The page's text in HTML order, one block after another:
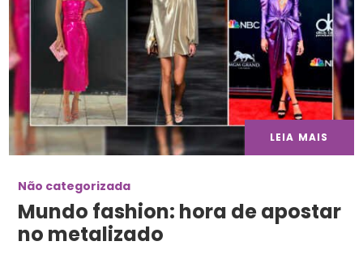
LEIA MAIS
Não categorizada
Mundo fashion: hora de apostar
no metalizado